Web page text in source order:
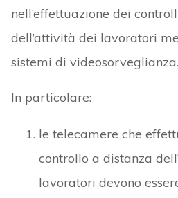
nell’effettuazione dei
dell’attività dei lavoratori
sistemi di videosorveglianza.
In particolare:
le telecamere che
controllo a distanza
lavoratori devono